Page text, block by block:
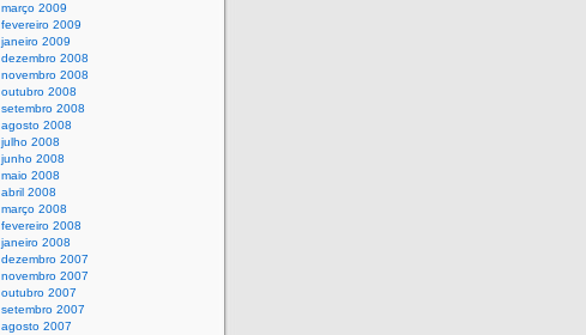
março 2009
fevereiro 2009
janeiro 2009
dezembro 2008
novembro 2008
outubro 2008
setembro 2008
agosto 2008
julho 2008
junho 2008
maio 2008
abril 2008
março 2008
fevereiro 2008
janeiro 2008
dezembro 2007
novembro 2007
outubro 2007
setembro 2007
agosto 2007